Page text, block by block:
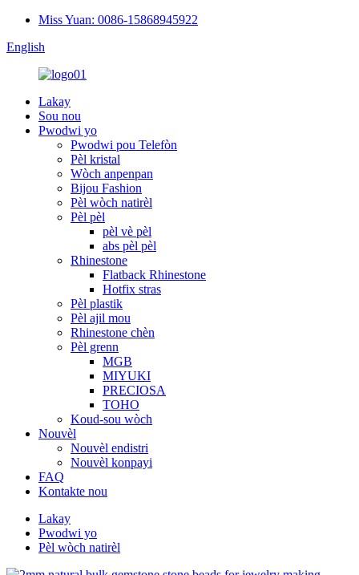
Miss Yuan: 0086-15868945922
English
Lakay
Sou nou
Pwodwi yo
Pwodwi pou Telefòn
Pèl kristal
Wòch anpenpan
Bijou Fashion
Pèl wòch natirèl
Pèl pèl
pèl vè pèl
abs pèl pèl
Rhinestone
Flatback Rhinestone
Hotfix stras
Pèl plastik
Pèl ajil mou
Rhinestone chèn
Pèl grenn
MGB
MIYUKI
PRECIOSA
TOHO
Koud-sou wòch
Nouvèl
Nouvèl endistri
Nouvèl konpayi
FAQ
Kontakte nou
Lakay
Pwodwi yo
Pèl wòch natirèl